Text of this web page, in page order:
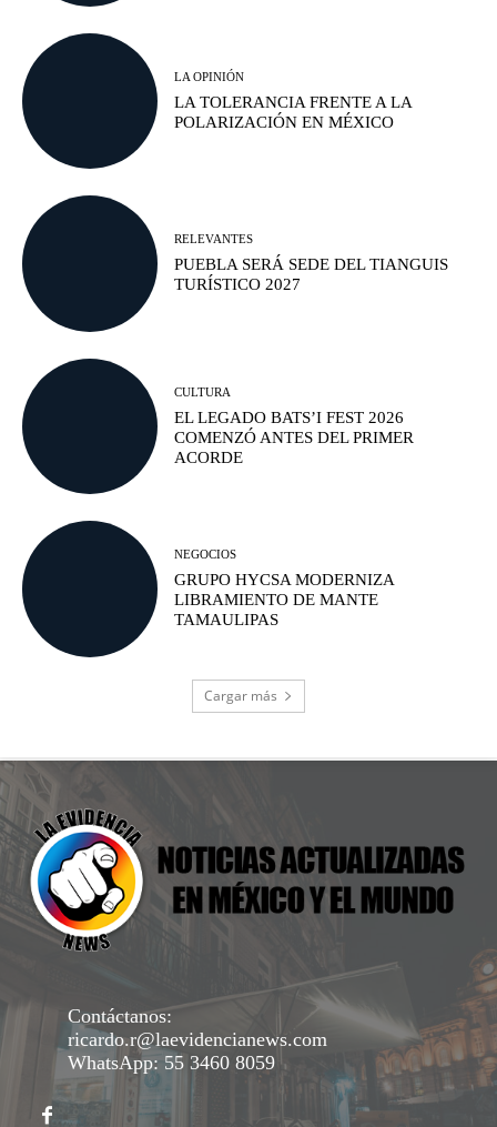
LA OPINIÓN
LA TOLERANCIA FRENTE A LA
POLARIZACIÓN EN MÉXICO
RELEVANTES
PUEBLA SERÁ SEDE DEL TIANGUIS
TURÍSTICO 2027
CULTURA
EL LEGADO BATS’I FEST 2026
COMENZÓ ANTES DEL PRIMER
ACORDE
NEGOCIOS
GRUPO HYCSA MODERNIZA
LIBRAMIENTO DE MANTE
TAMAULIPAS
Cargar más
Contáctanos:
ricardo.r@laevidencianews.com
WhatsApp: 55 3460 8059